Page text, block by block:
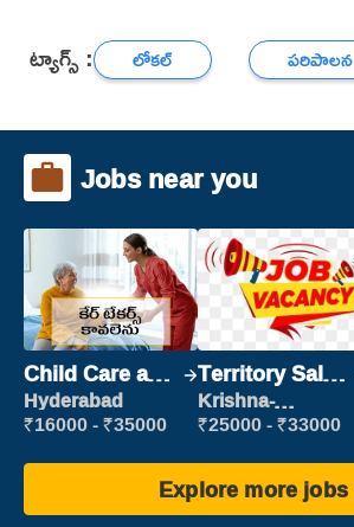
ట్యాగ్స్ : లోకల్ పరిపాలన
Jobs near you
Child Care and
Patient care
Hyderabad
₹16000 - ₹35000
Territory Sales
Manager
Krishna-
vijayawada
₹25000 - ₹33000
Explore more jobs